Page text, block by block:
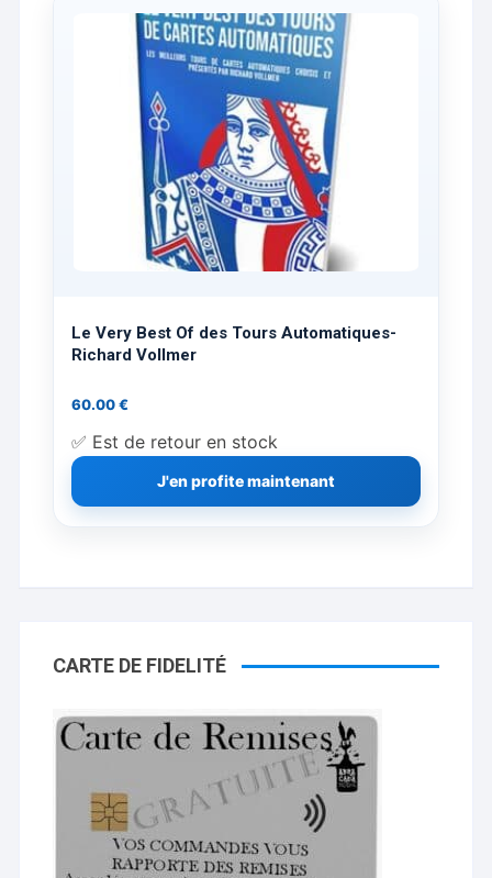
Le Very Best Of des Tours Automatiques-
Richard Vollmer
60.00€
✅ Est de retour en stock
J'en profite maintenant
CARTE DE FIDELITÉ